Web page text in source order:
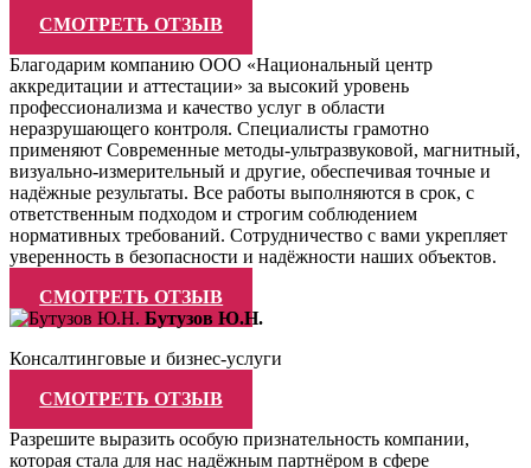
СМОТРЕТЬ ОТЗЫВ
Благодарим компанию ООО «Национальный центр
аккредитации и аттестации» за высокий уровень
профессионализма и качество услуг в области
неразрушающего контроля. Специалисты грамотно
применяют Современные методы-ультразвуковой, магнитный,
визуально-измерительный и другие, обеспечивая точные и
надёжные результаты. Все работы выполняются в срок, с
ответственным подходом и строгим соблюдением
нормативных требований. Сотрудничество с вами укрепляет
уверенность в безопасности и надёжности наших объектов.
СМОТРЕТЬ ОТЗЫВ
Бутузов Ю.Н.
Консалтинговые и бизнес-услуги
СМОТРЕТЬ ОТЗЫВ
Разрешите выразить особую признательность компании,
которая стала для нас надёжным партнёром в сфере